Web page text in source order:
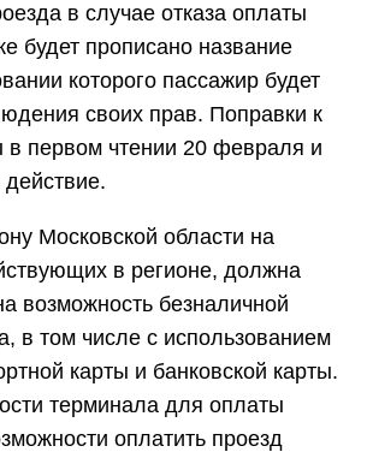
в случае отказа оплаты
будет прописано название
которого пассажир будет
своих прав. Поправки к
в первом чтении 20 февраля и
Московской области на
в регионе, должна
возможность безналичной
в том числе с использованием
карты и банковской карты.
терминала для оплаты
оплатить проезд